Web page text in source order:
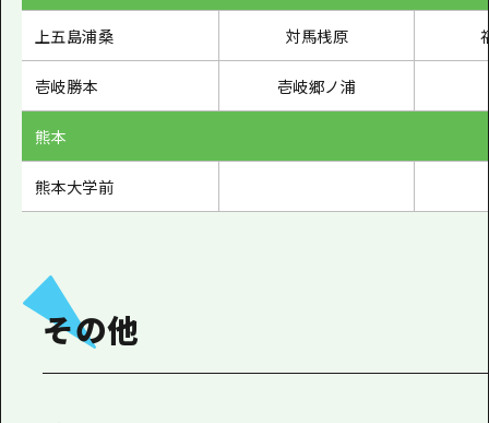
上五島浦桑 対馬桟原
壱岐勝本 壱岐郷ノ浦
熊本
熊本大学前
その他